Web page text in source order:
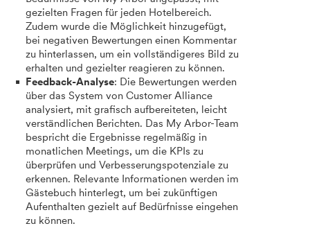
gezielten Fragen für jeden Hotelbereich.
Zudem wurde die Möglichkeit hinzugefügt,
bei negativen Bewertungen einen Kommentar
zu hinterlassen, um ein vollständigeres Bild zu
erhalten und gezielter reagieren zu können.
Feedback-Analyse: Die Bewertungen werden
über das System von Customer Alliance
analysiert, mit grafisch aufbereiteten, leicht
verständlichen Berichten. Das My Arbor-Team
bespricht die Ergebnisse regelmäßig in
monatlichen Meetings, um die KPIs zu
überprüfen und Verbesserungspotenziale zu
erkennen. Relevante Informationen werden im
Gästebuch hinterlegt, um bei zukünftigen
Aufenthalten gezielt auf Bedürfnisse eingehen
zu können.